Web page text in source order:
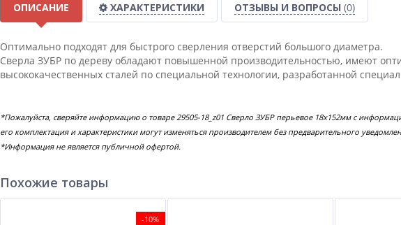
ОПИСАНИЕ ХАРАКТЕРИСТИКИ ОТЗЫВЫ И ВОПРОСЫ (0)
Оптимально подходят для быстрого сверления отверстий большого диаметра.
Сверла ЗУБР по дереву обладают повышенной производительностью, имеют
высококачественных сталей по специальной технологии, разработанной
*Пожалуйста, сверяйте информацию о товаре 29505-18_z01 Сверло ЗУБР перьевое 18х152мм с
его комплектация и характеристики могут изменяться производителем без предварительного
*Информация не является публичной офертой.
Похожие товары
-10%